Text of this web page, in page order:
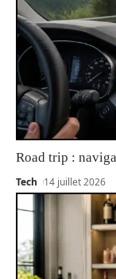
Road trip :
Tech 14 juillet 2026